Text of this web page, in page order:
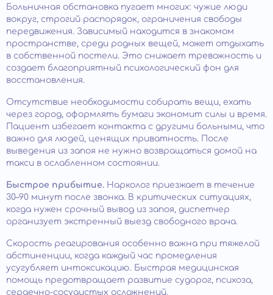
Больничная обстановка пугает многих: чужие люди
вокруг, строгий распорядок, ограничения свободы
передвижения. Зависимый находится в знакомом
пространстве, среди родных вещей, может отдыхать
в собственной постели. Это снижает тревожность и
создает благоприятный психологический фон для
восстановления.
Отсутствие необходимости собирать вещи, ехать
через город, оформлять бумаги экономит силы и время.
Пациент избегает контакта с другими больными, что
важно для людей, ценящих приватность. После
выведения из запоя не нужно возвращаться домой на
такси в ослабленном состоянии.
Быстрое прибытие. Нарколог приезжает в течение
30–90 минут после звонка. В критических ситуациях,
когда нужен срочный вывод из запоя, диспетчер
организует экстренный выезд свободного врача.
Скорость реагирования особенно важна при тяжелой
абстиненции, когда каждый час промедления
усугубляет интоксикацию. Быстрая медицинская
помощь предотвращает развитие судорог, психоза,
сердечно-сосудистых осложнений.